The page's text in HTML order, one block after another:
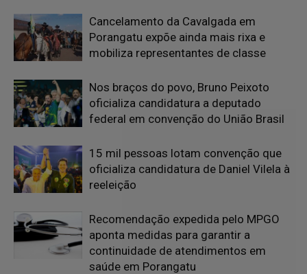
Cancelamento da Cavalgada em
Porangatu expõe ainda mais rixa e
mobiliza representantes de classe
Nos braços do povo, Bruno Peixoto
oficializa candidatura a deputado
federal em convenção do União Brasil
15 mil pessoas lotam convenção que
oficializa candidatura de Daniel Vilela à
reeleição
Recomendação expedida pelo MPGO
aponta medidas para garantir a
continuidade de atendimentos em
saúde em Porangatu